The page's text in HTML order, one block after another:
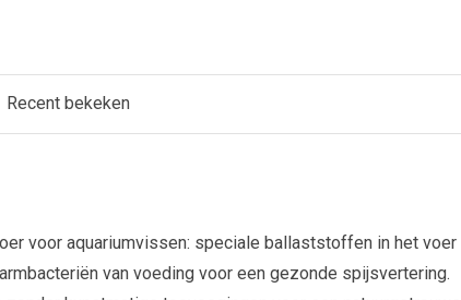
Recent bekeken
voor aquariumvissen: speciale ballaststoffen in het voer
van voeding voor een gezonde spijsvertering.